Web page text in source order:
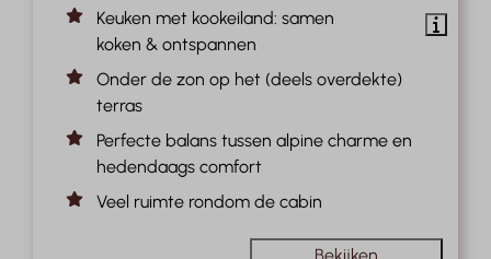
Keuken met kookeiland: samen
koken & ontspannen
Onder de zon op het (deels overdekte)
terras
Perfecte balans tussen alpine charme en
hedendaags comfort
Veel ruimte rondom de cabin
Bekijken